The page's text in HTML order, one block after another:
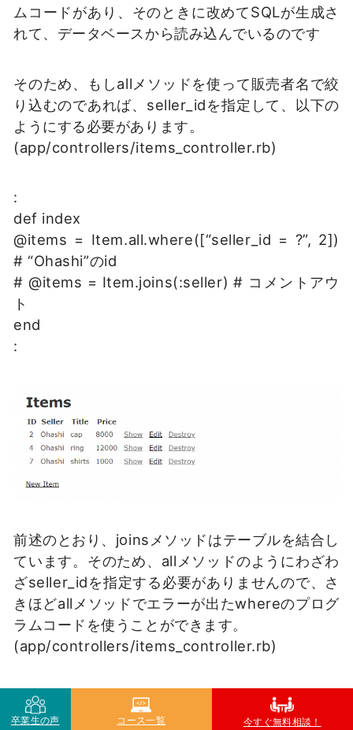
ムコードがあり、そのときに改めてSQLが生成さ
れて、データベースから読み込んでいるのです
そのため、もしallメソッドを使って販売者名で絞
り込むのであれば、seller_idを指定して、以下の
ようにする必要があります。
(app/controllers/items_controller.rb)
:
def index
@items = Item.all.where([“seller_id = ?”, 2])
# “Ohashi”のid
# @items = Item.joins(:seller) # コメントアウ
ト
end
:
前述のとおり、joinsメソッドはテーブルを結合し
ています。そのため、allメソッドのようにわざわ
ざseller_idを指定する必要がありませんので、さ
きほどallメソッドでエラーが出たwhereのプログ
ラムコードを使うことができます。
(app/controllers/items_controller.rb)
def index
卒業生の声 コース一覧 今すぐ無料相談！